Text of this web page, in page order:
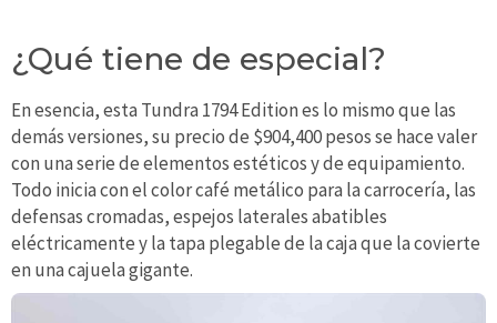
¿Qué tiene de especial?
En esencia, esta Tundra 1794 Edition es lo mismo que las
demás versiones, su precio de $904,400 pesos se hace valer
con una serie de elementos estéticos y de equipamiento.
Todo inicia con el color café metálico para la carrocería, las
defensas cromadas, espejos laterales abatibles
eléctricamente y la tapa plegable de la caja que la covierte
en una cajuela gigante.